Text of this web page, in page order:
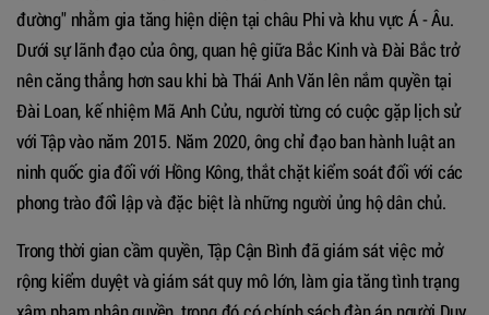
đường" nhằm gia tăng hiện diện tại châu Phi và khu vực Á - Âu.
Dưới sự lãnh đạo của ông, quan hệ giữa Bắc Kinh và Đài Bắc trở
nên căng thẳng hơn sau khi bà Thái Anh Văn lên nắm quyền tại
Đài Loan, kế nhiệm Mã Anh Cửu, người từng có cuộc gặp lịch sử
với Tập vào năm 2015. Năm 2020, ông chỉ đạo ban hành luật an
ninh quốc gia đối với Hồng Kông, thắt chặt kiểm soát đối với các
phong trào đối lập và đặc biệt là những người ủng hộ dân chủ.
Trong thời gian cầm quyền, Tập Cận Bình đã giám sát việc mở
rộng kiểm duyệt và giám sát quy mô lớn, làm gia tăng tình trạng